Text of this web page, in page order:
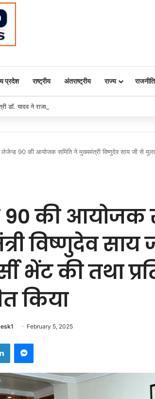
प्रदेश राष्ट्रीय अंतराष्ट्रीय राज्य राजनीति
डॉ. यादव ने राजा राममोहन राय की जयंती पर किया नमन
लेजेन्ड 90 की आयोजक समिति ने मुख्यमंत्री विष्णुदेव साय जी से
की आयोजक
विष्णुदेव
भेंट की तथा
किया
February 5, 2025
LinkedInMessenger